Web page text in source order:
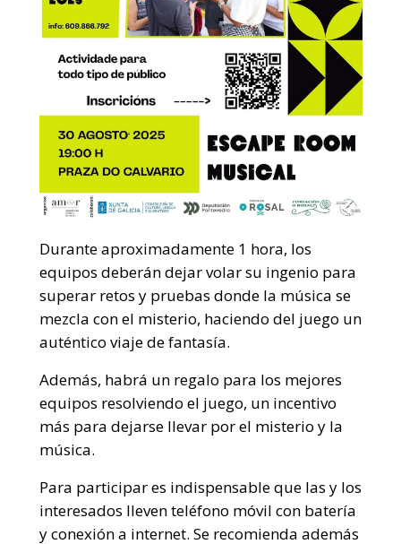
Durante aproximadamente 1 hora, los
equipos deberán dejar volar su ingenio para
superar retos y pruebas donde la música se
mezcla con el misterio, haciendo del juego un
auténtico viaje de fantasía.
Además, habrá un regalo para los mejores
equipos resolviendo el juego, un incentivo
más para dejarse llevar por el misterio y la
música.
Para participar es indispensable que las y los
interesados lleven teléfono móvil con batería
y conexión a internet. Se recomienda además